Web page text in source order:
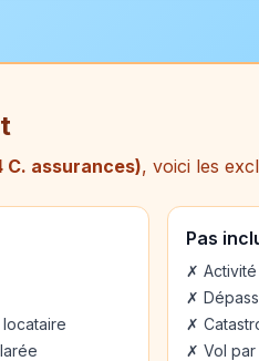
C. assurances), voici les
Pas
✗ Activité
✗
✗
✗ Vol par